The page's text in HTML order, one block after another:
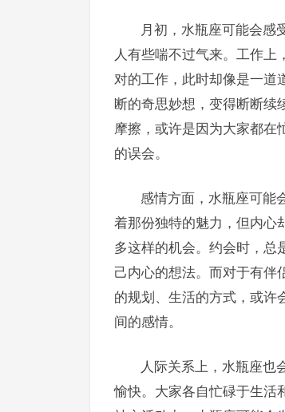
月初，水瓶座可能会感
人有些喘不过气来。工作
对的工作，此时却像是一道
断的奇思妙想，变得断断续
摩擦，或许是因为大家都在
的误会。
感情方面，水瓶座可能
着那份独特的魅力，但内心
多这样的机会。约会时，总
己内心的想法。而对于有伴
的规划、生活的方式，或许
间的感情。
人际关系上，水瓶座也
愉快。大家各自忙碌于生活